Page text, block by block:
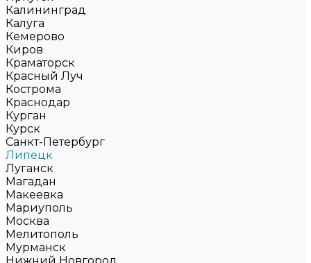
Калининград
Калуга
Кемерово
Киров
Краматорск
Красный Луч
Кострома
Краснодар
Курган
Курск
Санкт-Петербург
Липецк
Луганск
Магадан
Макеевка
Мариуполь
Москва
Мелитополь
Мурманск